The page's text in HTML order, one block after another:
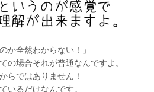
か全然わからない！」
場合それが普通なんですよ。
らではありません！
いるだけなんです。